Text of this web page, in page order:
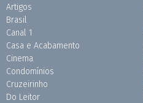
Artigos
Brasil
Canal 1
Casa e Acabamento
Cinema
Condomínios
Cruzeirinho
Do Leitor